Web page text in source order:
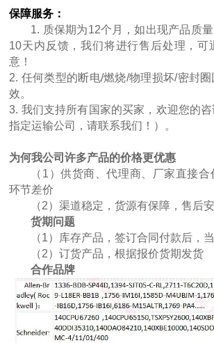
保障服务：
1. 质保期为12个月，如出现产品质
10天内反馈，我们将进行售后处理，可
意！
2. 任何类型的断电/燃烧/物理损坏/密封
效。
3. 我们支持所有国家的买家，欢迎您的
指定运输公司，请联系我们！）。
为何我公司许多产品的价格更优惠
（1）供货商、代理商、厂家直接
环节差价
（2）渠道稳定，货源有保障，售后
货期问题
（1）库存产品，签订合同付款后，
（2）订货产品，根据报价货期发货
合作品牌